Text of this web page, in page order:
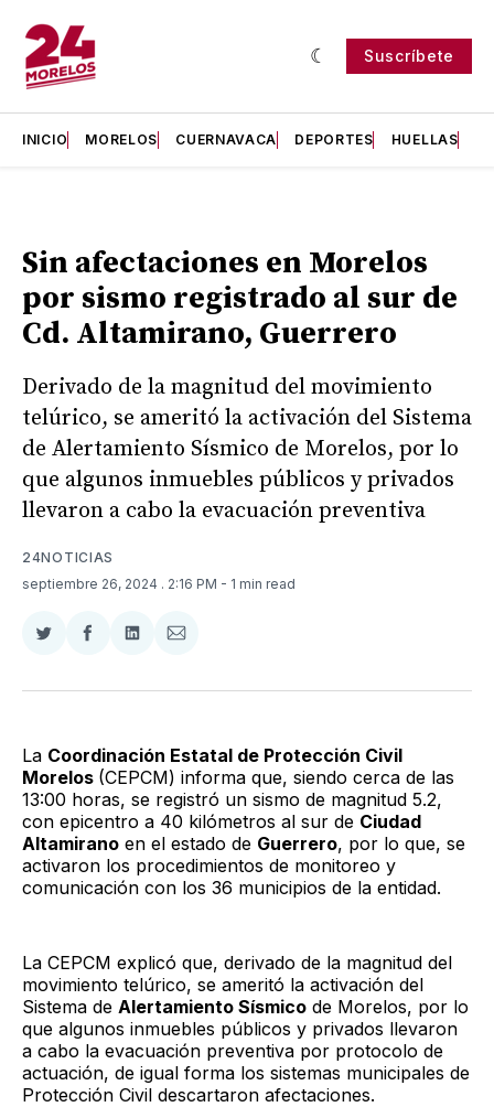
Suscríbete
INICIO MORELOS CUERNAVACA DEPORTES HUELLAS
Sin afectaciones en Morelos
por sismo registrado al sur de
Cd. Altamirano, Guerrero
Derivado de la magnitud del movimiento
telúrico, se ameritó la activación del Sistema
de Alertamiento Sísmico de Morelos, por lo
que algunos inmuebles públicos y privados
llevaron a cabo la evacuación preventiva
24NOTICIAS
septiembre 26, 2024 . 2:16 PM - 1 min read
Compartir
Twitter
Compartir
Facebook
Compartir
LinkedIn
Compartir
Email
La Coordinación Estatal de Protección Civil
Morelos (CEPCM) informa que, siendo cerca de las
13:00 horas, se registró un sismo de magnitud 5.2,
con epicentro a 40 kilómetros al sur de Ciudad
Altamirano en el estado de Guerrero, por lo que, se
activaron los procedimientos de monitoreo y
comunicación con los 36 municipios de la entidad.
La CEPCM explicó que, derivado de la magnitud del
movimiento telúrico, se ameritó la activación del
Sistema de Alertamiento Sísmico de Morelos, por lo
que algunos inmuebles públicos y privados llevaron
a cabo la evacuación preventiva por protocolo de
actuación, de igual forma los sistemas municipales de
Protección Civil descartaron afectaciones.